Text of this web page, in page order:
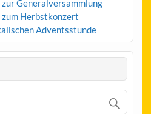
Generalversammlung
Herbstkonzert
Adventsstunde